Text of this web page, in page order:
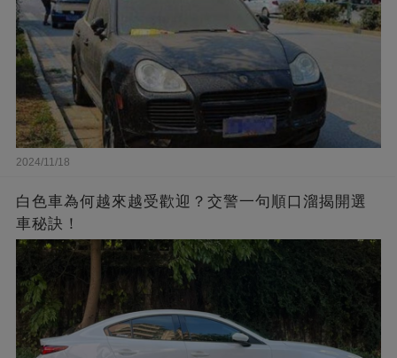
2024/11/18
白色車為何越來越受歡迎？交警一句順口溜揭開選
車秘訣！